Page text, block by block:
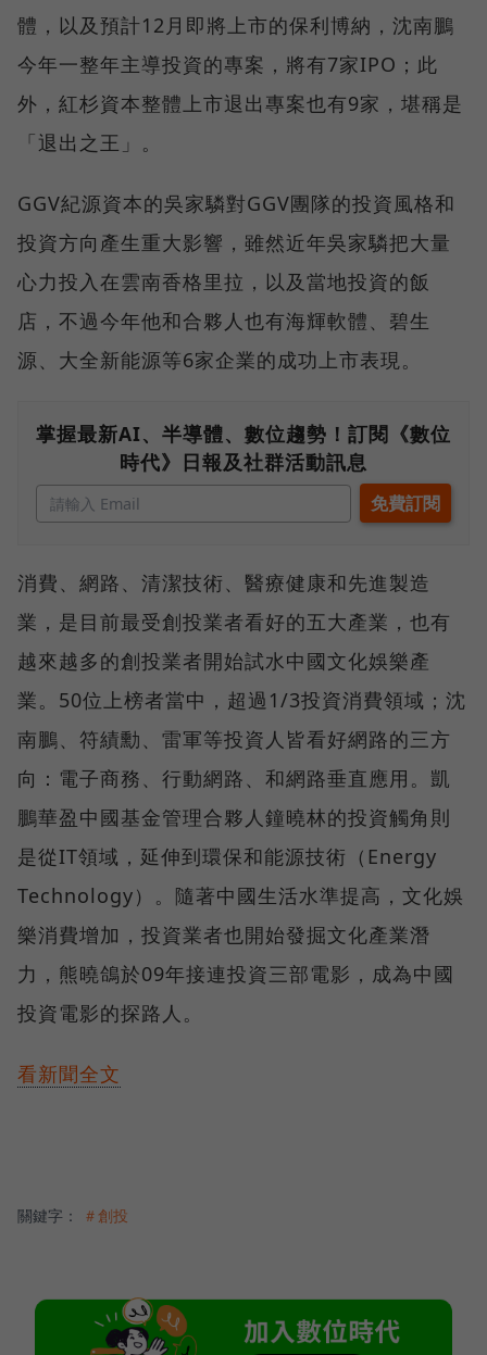
體，以及預計12月即將上市的保利博納，沈南鵬
今年一整年主導投資的專案，將有7家IPO；此
外，紅杉資本整體上市退出專案也有9家，堪稱是
「退出之王」。
GGV紀源資本的吳家驎對GGV團隊的投資風格和
投資方向產生重大影響，雖然近年吳家驎把大量
心力投入在雲南香格里拉，以及當地投資的飯
店，不過今年他和合夥人也有海輝軟體、碧生
源、大全新能源等6家企業的成功上市表現。
掌握最新AI、半導體、數位趨勢！訂閱《數位
時代》日報及社群活動訊息
消費、網路、清潔技術、醫療健康和先進製造
業，是目前最受創投業者看好的五大產業，也有
越來越多的創投業者開始試水中國文化娛樂產
業。50位上榜者當中，超過1/3投資消費領域；沈
南鵬、符績勳、雷軍等投資人皆看好網路的三方
向：電子商務、行動網路、和網路垂直應用。凱
鵬華盈中國基金管理合夥人鐘曉林的投資觸角則
是從IT領域，延伸到環保和能源技術（Energy
Technology）。隨著中國生活水準提高，文化娛
樂消費增加，投資業者也開始發掘文化產業潛
力，熊曉鴿於09年接連投資三部電影，成為中國
投資電影的探路人。
看新聞全文
關鍵字： ＃創投